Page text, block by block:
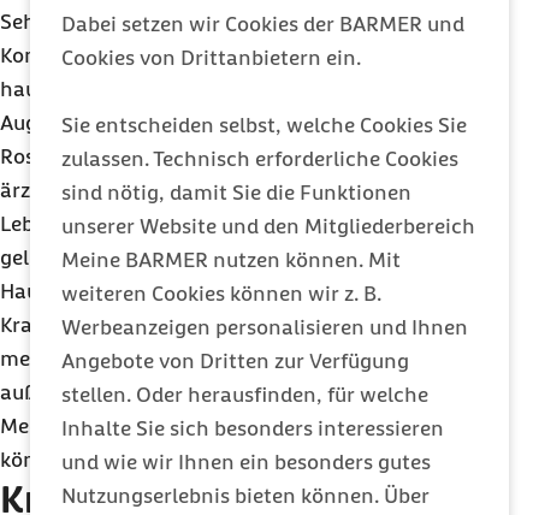
Dabei setzen wir Cookies der BARMER und
Cookies von Drittanbietern ein.
Sie entscheiden selbst, welche Cookies Sie
zulassen. Technisch erforderliche Cookies
sind nötig, damit Sie die Funktionen
unserer Website und den Mitgliederbereich
Meine BARMER nutzen können. Mit
weiteren Cookies können wir z. B.
Werbeanzeigen personalisieren und Ihnen
Angebote von Dritten zur Verfügung
stellen. Oder herausfinden, für welche
Inhalte Sie sich besonders interessieren
und wie wir Ihnen ein besonders gutes
Nutzungserlebnis bieten können. Über
Sehvermögen einschränken. Um solchen
Komplikationen vorzubeugen, hilft eine frühe
hautärztliche Diagnose, so dass rechtzeitig ein
Augenarzt hinzugezogen werden kann. „Die
Rosazea ist zwar nicht heilbar, aber durch die
ärztliche Behandlung und Anpassungen im
Lebensstil können die Symptome sehr gut
gelindert werden“, erklärt Petzold. In der
Hauptsache gilt es, die Auslöser der
Krankheitsschübe herauszufinden und diese zu
meiden. Die Hautärztin oder der Hautarzt weiß
außerdem am besten, welche Salben, Gels und
Medikamente die Symptome zurückdrängen
können.
Krankheitsverstärker